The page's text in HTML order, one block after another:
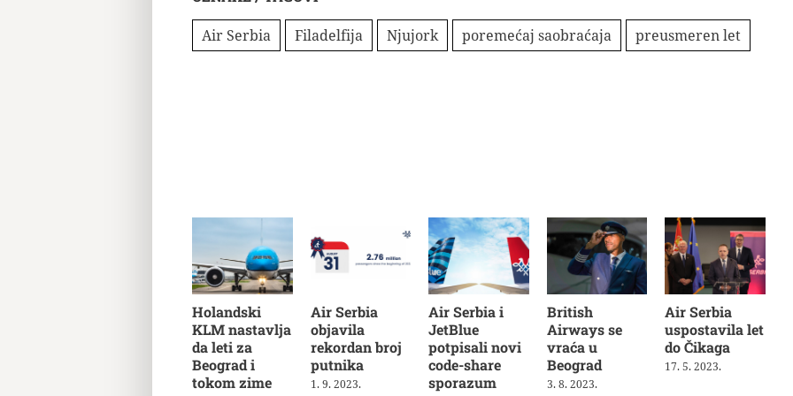
Air Serbia Filadelfija Njujork poremećaj saobraćaja preusmeren let
Holandski
KLM nastavlja
da leti za
Beograd i
tokom zime
Air Serbia
objavila
rekordan broj
putnika
1. 9. 2023.
Air Serbia i
JetBlue
potpisali novi
code-share
sporazum
British
Airways se
vraća u
Beograd
3. 8. 2023.
Air Serbia
uspostavila let
do Čikaga
17. 5. 2023.